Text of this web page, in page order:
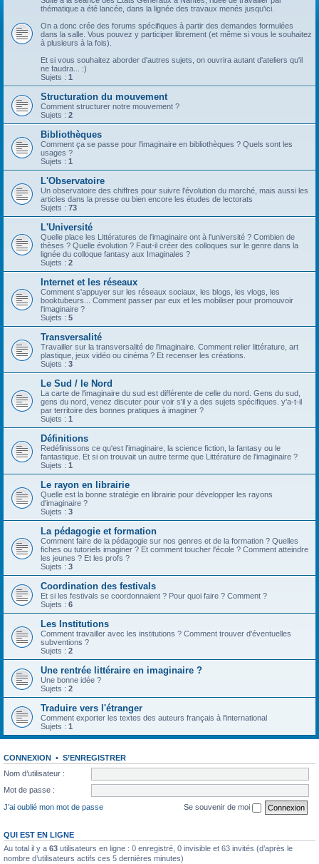
thématique a été lancée, dans la lignée des travaux menés jusqu'ici.
On a donc crée des forums spécifiques à partir des demandes formulées
dans la salle. Vous pouvez y participer librement (et même si vous le souhaitez
à plusieurs à la fois).
Et si vous souhaitez aborder d'autres sujets, on ouvrira autant d'ateliers qu'il
ne faudra... :)
Sujets : 1
Structuration du mouvement
Comment structurer notre mouvement ?
Sujets : 2
Bibliothèques
Comment ça se passe pour l'imaginaire en bibliothèques ? Quels sont les
usages ?
Sujets : 1
L'Observatoire
Un observatoire des chiffres pour suivre l'évolution du marché, mais aussi les
articles dans la presse ou bien encore les études de lectorats
Sujets : 73
L'Université
Quelle place les Littératures de l'imaginaire ont à l'université ? Combien de
thèses ? Quelle évolution ? Faut-il créer des colloques sur le genre dans la
lignée du colloque fantasy aux Imaginales ?
Sujets : 2
Internet et les réseaux
Comment s'appuyer sur les réseaux sociaux, les blogs, les vlogs, les
booktubeurs... Comment passer par eux et les mobiliser pour promouvoir
l'imaginaire ?
Sujets : 5
Transversalité
Travailler sur la transversalité de l'imaginaire. Comment relier littérature, art
plastique, jeux vidéo ou cinéma ? Et recenser les créations.
Sujets : 3
Le Sud / le Nord
La carte de l'imaginaire du sud est différente de celle du nord. Gens du sud,
gens du nord, venez discuter pour voir s'il y a des sujets spécifiques. y'a-t-il
par territoire des bonnes pratiques à imaginer ?
Sujets : 1
Définitions
Redéfinissons ce qu'est l'imaginaire, la science fiction, la fantasy ou le
fantastique. Et si on trouvait un autre terme que Littérature de l'imaginaire ?
Sujets : 1
Le rayon en librairie
Quelle est la bonne stratégie en librairie pour développer les rayons
d'imaginaire ?
Sujets : 3
La pédagogie et formation
Comment faire de la pédagogie sur nos genres et de la formation ? Quelles
fiches ou tutoriels imaginer ? Et comment toucher l'école ? Comment atteindre
les jeunes ? Et les profs ?
Sujets : 3
Coordination des festivals
Et si les festivals se coordonnaient ? Pour quoi faire ? Comment ?
Sujets : 6
Les Institutions
Comment travailler avec les institutions ? Comment trouver d'éventuelles
subventions ?
Sujets : 2
Une rentrée littéraire en imaginaire ?
Une bonne idée ?
Sujets : 2
Traduire vers l'étranger
Comment exporter les textes des auteurs français à l'international
Sujets : 1
CONNEXION • S’ENREGISTRER
Nom d’utilisateur :
Mot de passe :
J’ai oublié mon mot de passe
Se souvenir de moi
QUI EST EN LIGNE
Au total il y a 63 utilisateurs en ligne : 0 enregistré, 0 invisible et 63 invités (d’après le
nombre d’utilisateurs actifs ces 5 dernières minutes)